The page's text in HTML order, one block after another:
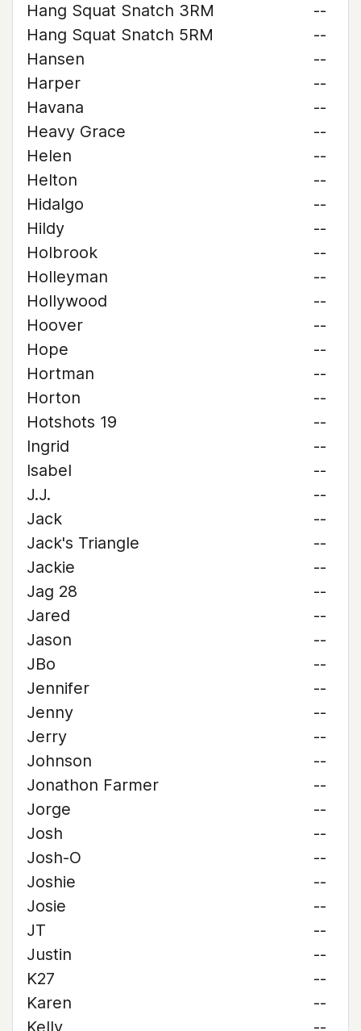
Hang Squat Snatch 3RM
--
Hang Squat Snatch 5RM
--
Hansen
--
Harper
--
Havana
--
Heavy Grace
--
Helen
--
Helton
--
Hidalgo
--
Hildy
--
Holbrook
--
Holleyman
--
Hollywood
--
Hoover
--
Hope
--
Hortman
--
Horton
--
Hotshots 19
--
Ingrid
--
Isabel
--
J.J.
--
Jack
--
Jack's Triangle
--
Jackie
--
Jag 28
--
Jared
--
Jason
--
JBo
--
Jennifer
--
Jenny
--
Jerry
--
Johnson
--
Jonathon Farmer
--
Jorge
--
Josh
--
Josh-O
--
Joshie
--
Josie
--
JT
--
Justin
--
K27
--
Karen
--
Kelly
--